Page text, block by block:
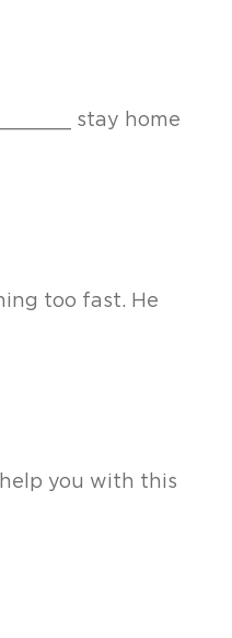
stay home
too fast. He
help you with this